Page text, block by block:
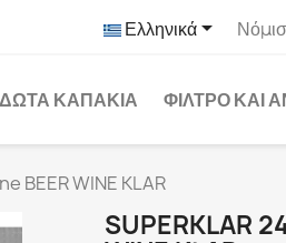
Ελληνικά
ΚΑΠΆΚΙΑ ΦΊΛΤΡΟ ΚΑΙ
BEER WINE KLAR
SUPERKLAR